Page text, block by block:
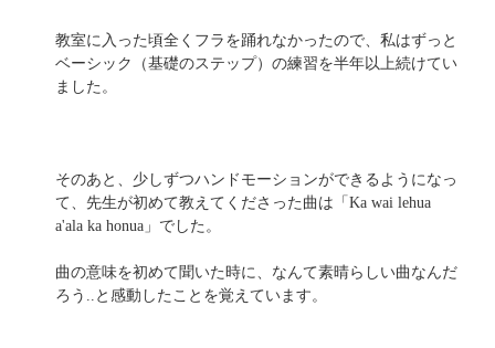
教室に入った頃全くフラを踊れなかったので、私はずっと
ベーシック（基礎のステップ）の練習を半年以上続けてい
ました。
そのあと、少しずつハンドモーションができるようになっ
て、先生が初めて教えてくださった曲は「Ka wai lehua
a'ala ka honua」でした。
曲の意味を初めて聞いた時に、なんて素晴らしい曲なんだ
ろう..と感動したことを覚えています。